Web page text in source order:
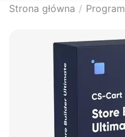
Strona główna / Program